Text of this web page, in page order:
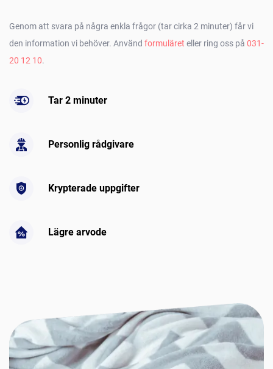
Genom att svara på några enkla frågor (tar cirka 2 minuter) får vi
den information vi behöver. Använd formuläret eller ring oss på 031-
20 12 10.
Tar 2 minuter
Personlig rådgivare
Krypterade uppgifter
Lägre arvode